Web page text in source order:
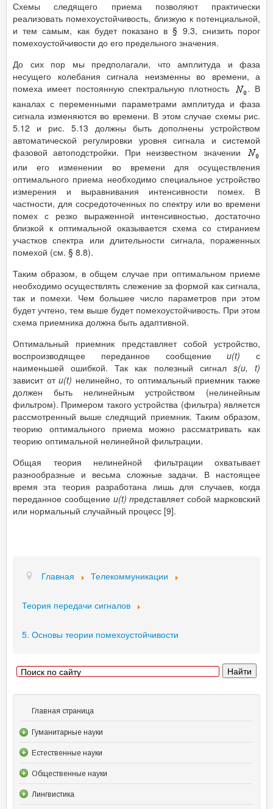
Схемы следящего приема позволяют практически
реализовать помехоустойчивость, близкую к потенциальной,
и тем самым, как будет показано в § 9.3, снизить порог
помехоустойчивости до его предельного значения.
До сих пор мы предполагали, что амплитуда и фаза
несущего колебания сигнала неизменны во времени, а
помеха имеет постоянную спектральную плотность
. В
каналах с переменными параметрами амплитуда и фаза
сигнала изменяются во времени. В этом случае схемы рис.
5.12 и рис. 5.13 должны быть дополнены устройством
автоматической регулировки уровня сигнала и системой
фазовой автоподстройки. При неизвестном значении
или его изменении во времени для осуществления
оптимального приема необходимо специальное устройство
измерения и выравнивания интенсивности помех. В
частности, для сосредоточенных по спектру или во времени
помех с резко выраженной интенсивностью, достаточно
близкой к оптимальной оказывается схема со стиранием
участков спектра или длительности сигнала, пораженных
помехой (см. § 8.8).
Таким образом, в общем случае при оптимальном приеме
необходимо осуществлять слежение за формой как сигнала,
так и помехи. Чем большее число параметров при этом
будет учтено, тем выше будет помехоустойчивость. При этом
схема приемника должна быть адаптивной.
Оптимальный приемник представляет собой устройство,
воспроизводящее переданное сообщениеu(t) с
наименьшей ошибкой. Так как полезный сигнал s(u,t)
зависит отu(t) нелинейно, то оптимальный приемник также
должен быть нелинейным устройством (нелинейным
фильтром). Примером такого устройства (фильтра) является
рассмотренный выше следящий приемник. Таким образом,
теорию оптимального приема можно рассматривать как
теорию оптимальной нелинейной фильтрации.
Общая теория нелинейной фильтрации охватывает
разнообразные и весьма сложные задачи. В настоящее
время эта теория разработана лишь для случаев, когда
переданное сообщение u(t) представляет собой марковский
или нормальный случайный процесс [9].
Главная Телекоммуникации
Теория передачи сигналов
5. Основы теории помехоустойчивости
Главная страница
Гуманитарные науки
Естественные науки
Общественные науки
Лингвистика